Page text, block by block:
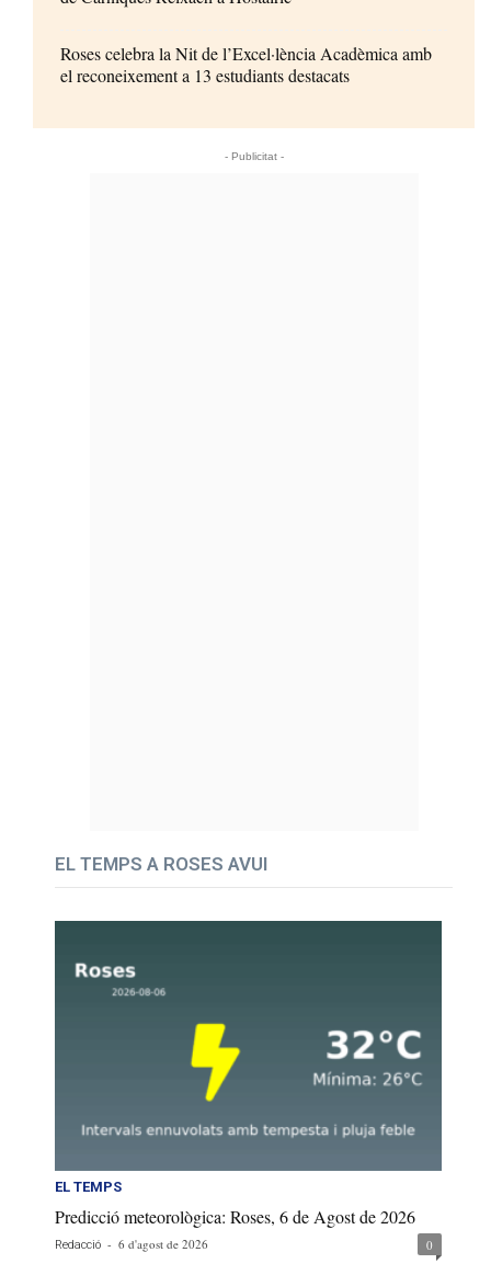
Roses celebra la Nit de l’Excel·lència Acadèmica amb
el reconeixement a 13 estudiants destacats
- Publicitat -
EL TEMPS A ROSES AVUI
EL TEMPS
Predicció meteorològica: Roses, 6 de Agost de 2026
Redacció - 6 d'agost de 2026 0